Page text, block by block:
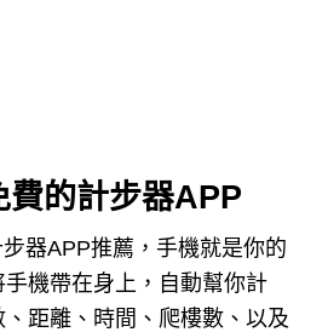
的計步器APP
器APP推薦，手機就是你的
機帶在身上，自動幫你計
距離、時間、爬樓數、以及